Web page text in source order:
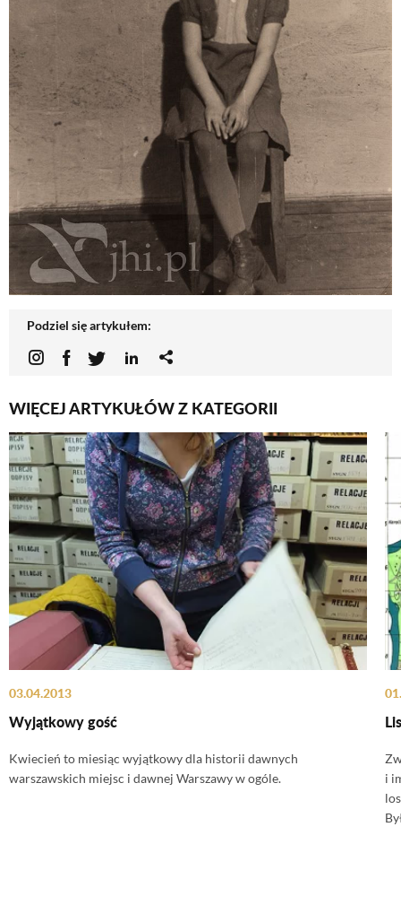
Podziel się artykułem:
WIĘCEJ ARTYKUŁÓW Z KATEGORII
03.04.2013
Wyjątkowy gość
Kwiecień to miesiąc wyjątkowy dla historii dawnych
warszawskich miejsc i dawnej Warszawy w ogóle.
i